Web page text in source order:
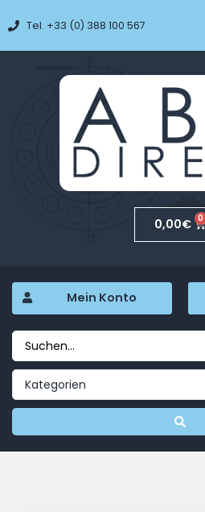
Tel. +33 (0) 388 100 567
0,00€ 0
Mein Konto